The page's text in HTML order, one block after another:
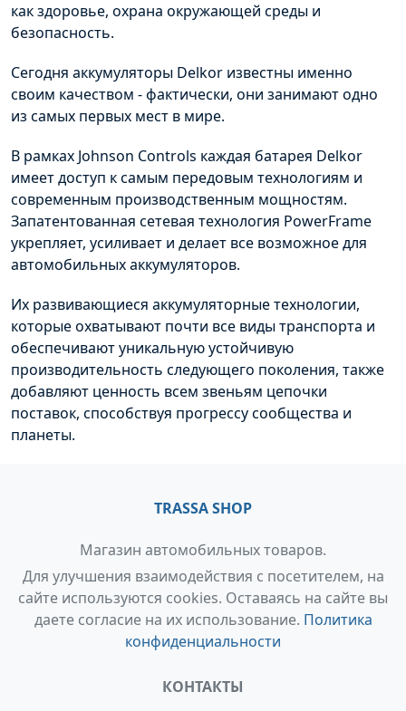
как здоровье, охрана окружающей среды и
безопасность.
Сегодня аккумуляторы Delkor известны именно
своим качеством - фактически, они занимают одно
из самых первых мест в мире.
В рамках Johnson Controls каждая батарея Delkor
имеет доступ к самым передовым технологиям и
современным производственным мощностям.
Запатентованная сетевая технология PowerFrame
укрепляет, усиливает и делает все возможное для
автомобильных аккумуляторов.
Их развивающиеся аккумуляторные технологии,
которые охватывают почти все виды транспорта и
обеспечивают уникальную устойчивую
производительность следующего поколения, также
добавляют ценность всем звеньям цепочки
поставок, способствуя прогрессу сообщества и
планеты.
TRASSA SHOP
Магазин автомобильных товаров.
Для улучшения взаимодействия с посетителем, на
сайте используются cookies. Оставаясь на сайте вы
даете согласие на их использование. Политика
конфиденциальности
КОНТАКТЫ